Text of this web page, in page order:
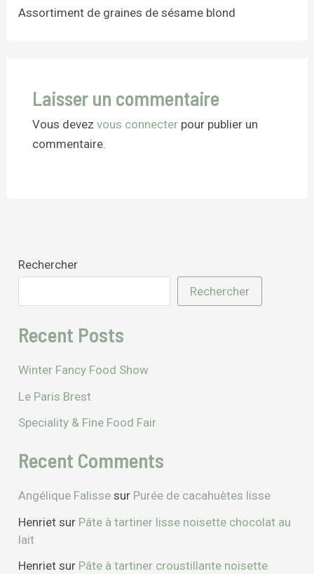
Assortiment de graines de sésame blond
Laisser un commentaire
Vous devez vous connecterpour publier un
commentaire.
Rechercher
Rechercher
Recent Posts
Winter Fancy Food Show
Le Paris Brest
Speciality & Fine Food Fair
Recent Comments
Angélique Falisse sur Purée de cacahuètes lisse
Henriet sur Pâte à tartiner lisse noisette chocolat au
lait
Henriet sur Pâte à tartiner croustillante noisette